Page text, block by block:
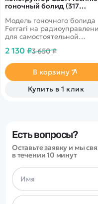
гоночный болид (317
Модель гоночного болида
Ferrari на
для самостоятельной
2 130 ₽3 650 ₽
В корзину
Купить в 1 клик
Есть вопросы?
Оставьте заявку и мы
в течении 10 минут